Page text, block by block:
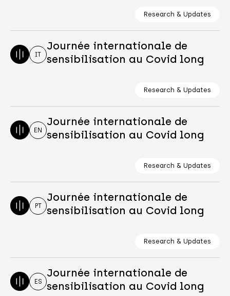
Research & Updates
IT
Journée internationale de
sensibilisation au Covid long
Research & Updates
EN
Journée internationale de
sensibilisation au Covid long
Research & Updates
PT
Journée internationale de
sensibilisation au Covid long
Research & Updates
ES
Journée internationale de
sensibilisation au Covid long